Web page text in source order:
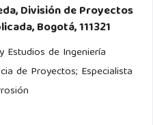
División de Proyectos
Bogotá, 111321
Estudios de Ingeniería
de Proyectos; Especialista